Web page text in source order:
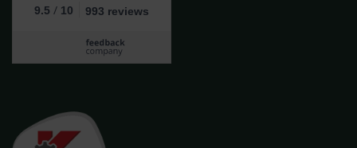
9.5 / 10 993 reviews